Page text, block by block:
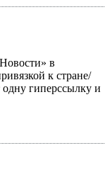
в
к стране/
гиперссылку и